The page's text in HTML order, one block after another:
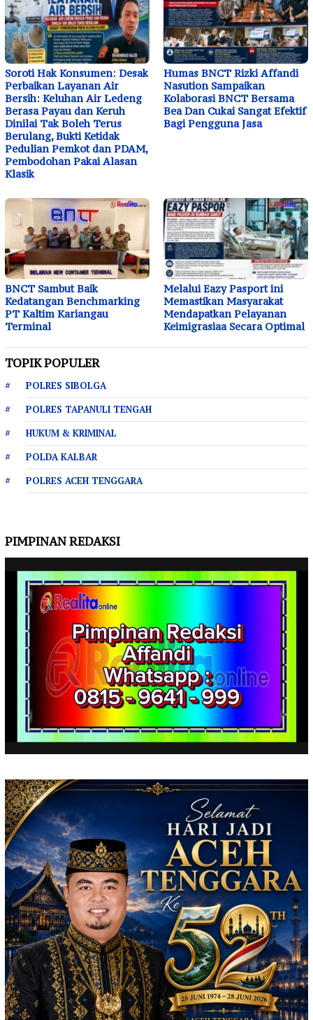
Soroti Hak Konsumen: Desak
Perbaikan Layanan Air
Bersih: Keluhan Air Ledeng
Berasa Payau dan Keruh
Dinilai Tak Boleh Terus
Berulang, Bukti Ketidak
Pedulian Pemkot dan PDAM,
Pembodohan Pakai Alasan
Klasik
Humas BNCT Rizki Affandi
Nasution Sampaikan
Kolaborasi BNCT Bersama
Bea Dan Cukai Sangat Efektif
Bagi Pengguna Jasa
BNCT Sambut Baik
Kedatangan Benchmarking
PT Kaltim Kariangau
Terminal
Melalui Eazy Pasport ini
Memastikan Masyarakat
Mendapatkan Pelayanan
Keimigrasiaa Secara Optimal
TOPIK POPULER
POLRES SIBOLGA
POLRES TAPANULI TENGAH
HUKUM & KRIMINAL
POLDA KALBAR
POLRES ACEH TENGGARA
PIMPINAN REDAKSI